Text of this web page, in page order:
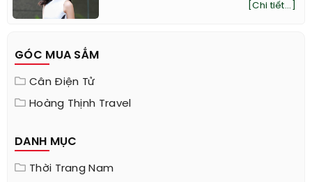
[Chi tiết...]
GÓC MUA SẮM
Cân Điện Tử
Hoàng Thịnh Travel
DANH MỤC
Thời Trang Nam